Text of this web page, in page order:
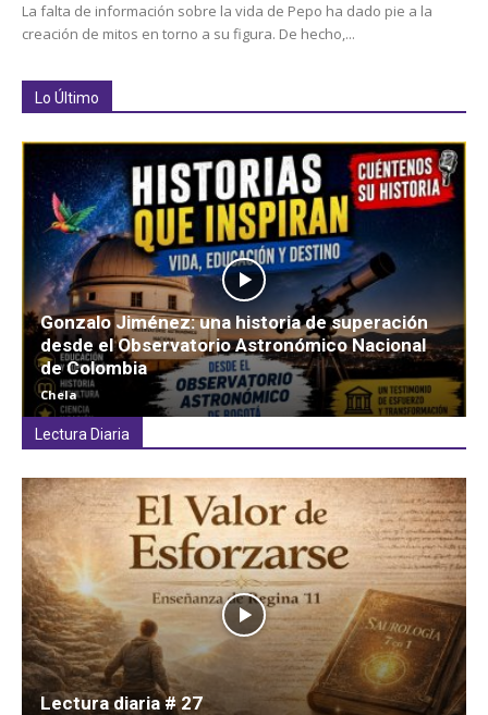
La falta de información sobre la vida de Pepo ha dado pie a la
creación de mitos en torno a su figura. De hecho,...
Lo Último
Gonzalo Jiménez: una historia de superación
desde el Observatorio Astronómico Nacional
de Colombia
Chela
Lectura Diaria
Lectura diaria # 27